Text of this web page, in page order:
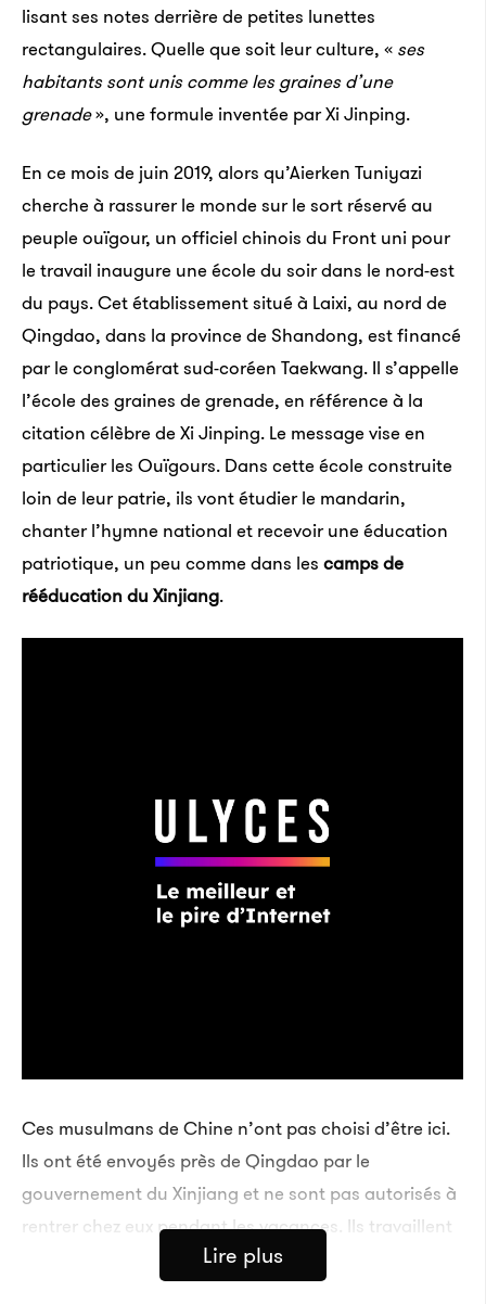
lisant ses notes derrière de petites lunettes
rectangulaires. Quelle que soit leur culture, « ses
habitants sont unis comme les graines d’une
grenade», une formule inventée par Xi Jinping.
En ce mois de juin 2019, alors qu’Aierken Tuniyazi
cherche à rassurer le monde sur le sort réservé au
peuple ouïgour, un officiel chinois du Front uni pour
le travail inaugure une école du soir dans le nord-est
du pays. Cet établissement situé à Laixi, au nord de
Qingdao, dans la province de Shandong, est financé
par le conglomérat sud-coréen Taekwang. Il s’appelle
l’école des graines de grenade, en référence à la
citation célèbre de Xi Jinping. Le message vise en
particulier les Ouïgours. Dans cette école construite
loin de leur patrie, ils vont étudier le mandarin,
chanter l’hymne national et recevoir une éducation
patriotique, un peu comme dans les camps de
rééducation du Xinjiang.
Ces musulmans de Chine n’ont pas choisi d’être ici.
Ils ont été envoyés près de Qingdao par le
gouvernement du Xinjiang et ne sont pas autorisés à
rentrer chez eux pendant les vacances. Ils travaillent
dans une usine entourée de tours de guets et de
Lire plus